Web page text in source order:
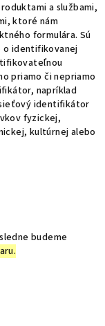
a službami,
ktoré nám
formulára. Sú
o identifikovanej
priamo či nepriamo
napríklad
identifikátor
fyzickej,
kultúrnej alebo
budeme